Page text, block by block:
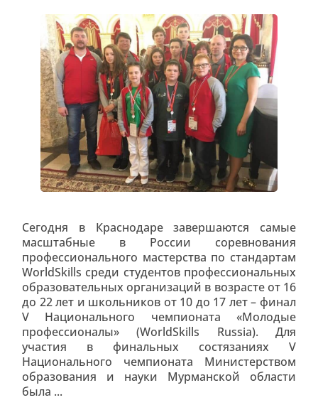
Сегодня в Краснодаре завершаются самые
масштабные в России соревнования
профессионального мастерства по стандартам
WorldSkills среди студентов профессиональных
образовательных организаций в возрасте от 16
до 22 лет и школьников от 10 до 17 лет – финал
V Национального чемпионата «Молодые
профессионалы» (WorldSkills Russia). Для
участия в финальных состязаниях V
Национального чемпионата Министерством
образования и науки Мурманской области
была ...